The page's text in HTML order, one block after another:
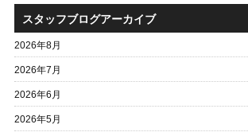
スタッフブログアーカイブ
2026年8月
2026年7月
2026年6月
2026年5月